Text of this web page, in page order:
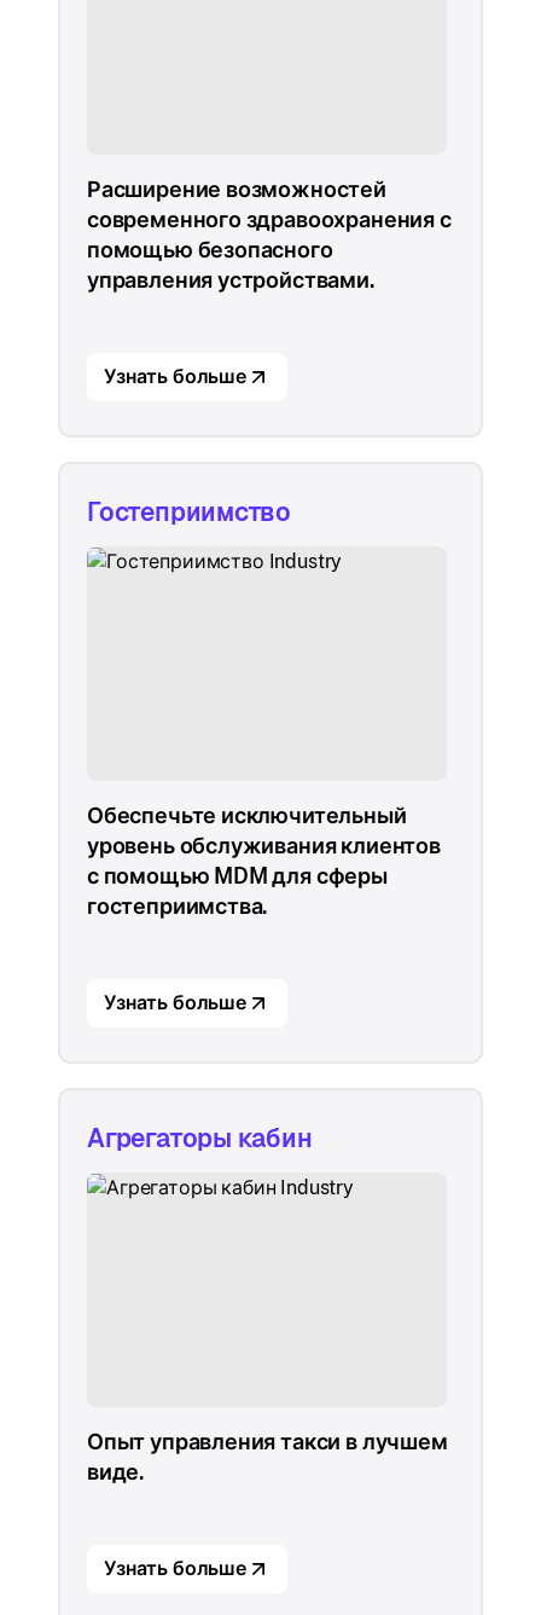
Расширение возможностей
современного здравоохранения с
помощью безопасного
управления устройствами.
Узнать больше
Гостеприимство
Обеспечьте исключительный
уровень обслуживания клиентов
с помощью MDM для сферы
гостеприимства.
Узнать больше
Агрегаторы кабин
Опыт управления такси в лучшем
виде.
Узнать больше